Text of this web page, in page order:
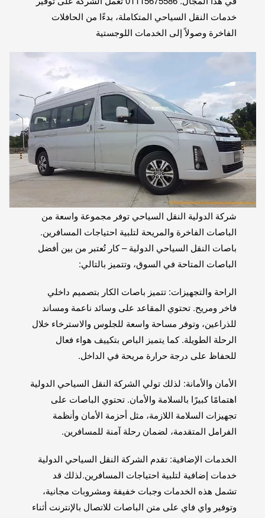
خدمات النقل السياحي المتكاملة، بدءًا من الحافلات
الفاخرة وصولاً إلى الخدمات اللوجستية
شركة الدولية النقل السياحي توفر مجموعة واسعة من
الباصات الفاخرة والمريحة لتلبية احتياجات المسافرين.
باصات النقل السياحي الدولية – كار تُعتبر من بين أفضل
الباصات المتاحة في السوق، وتتميز بالتالي:
الراحة والتجهيزات: تتميز باصات الكار بتصميم داخلي
فاخر ومريح. تحتوي المقاعد على وسائد ناعمة ومساند
للذراعين، وتوفر مساحة واسعة للجلوس والاسترخاء خلال
الرحلة الطويلة. كما يتميز الباص بتكييف هواء فعال
للحفاظ على درجة حرارة مريحة في الداخل.
الأمان والأمانة: لذلك تولي الشركة النقل السياحي الدولية
اهتمامًا كبيرًا بالسلامة والأمان. تحتوي الباصات على
تجهيزات السلامة اللازمة، مثل أحزمة الأمان وأنظمة
الفرامل المتقدمة، لضمان رحلة آمنة للمسافرين.
الخدمات الإضافية: تقدم الشركة النقل السياحي الدولية
خدمات إضافية لتلبية احتياجات المسافرين.لذلك قد
تشمل هذه الخدمات وجبات خفيفة ومشروبات مجانية،
وتوفير واي فاي على متن الباصات للاتصال بالإنترنت أثناء